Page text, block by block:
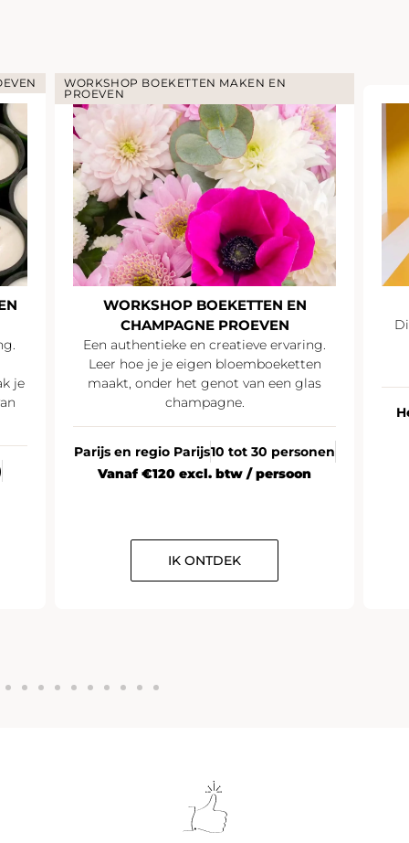
SUMMER PARTY
Discussiëren en netwerken onder het
genot van een zomerse
champagnecocktail
Heel Frankrijk 20 personen of meer
IK ONTDEK